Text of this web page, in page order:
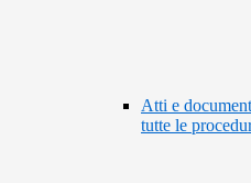
Atti e
tutte le